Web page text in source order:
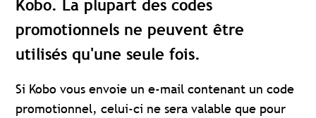
Kobo. La plupart des codes
promotionnels ne peuvent être
utilisés qu'une seule fois.
Si Kobo vous envoie un e-mail contenant un code
promotionnel, celui-ci ne sera valable que pour